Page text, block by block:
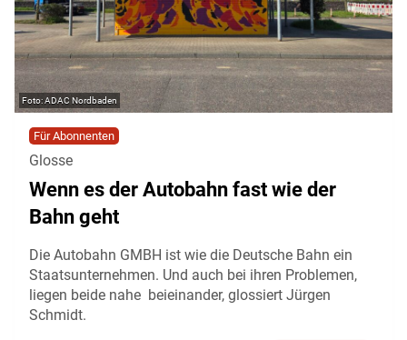
ADAC Nordbaden
Für Abonnenten
Glosse
Wenn es der Autobahn fast wie der
Bahn geht
Die Autobahn GMBH ist wie die Deutsche Bahn ein
Staatsunternehmen. Und auch bei ihren Problemen,
liegen beide nahe beieinander, glossiert Jürgen
Schmidt.